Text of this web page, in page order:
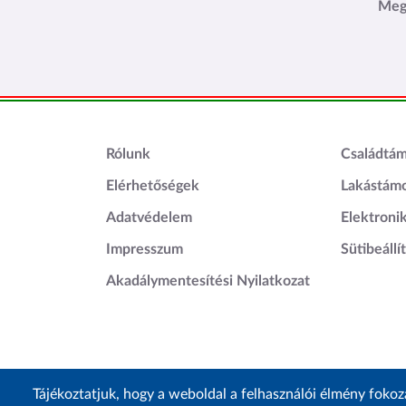
Tájékoztatjuk, hogy a weboldal a felhasználói élmény
Lábléc1
Rólunk
Elérhetőségek
Adatvédelem
Impresszum
Akadálymentesítési Nyilatkozat